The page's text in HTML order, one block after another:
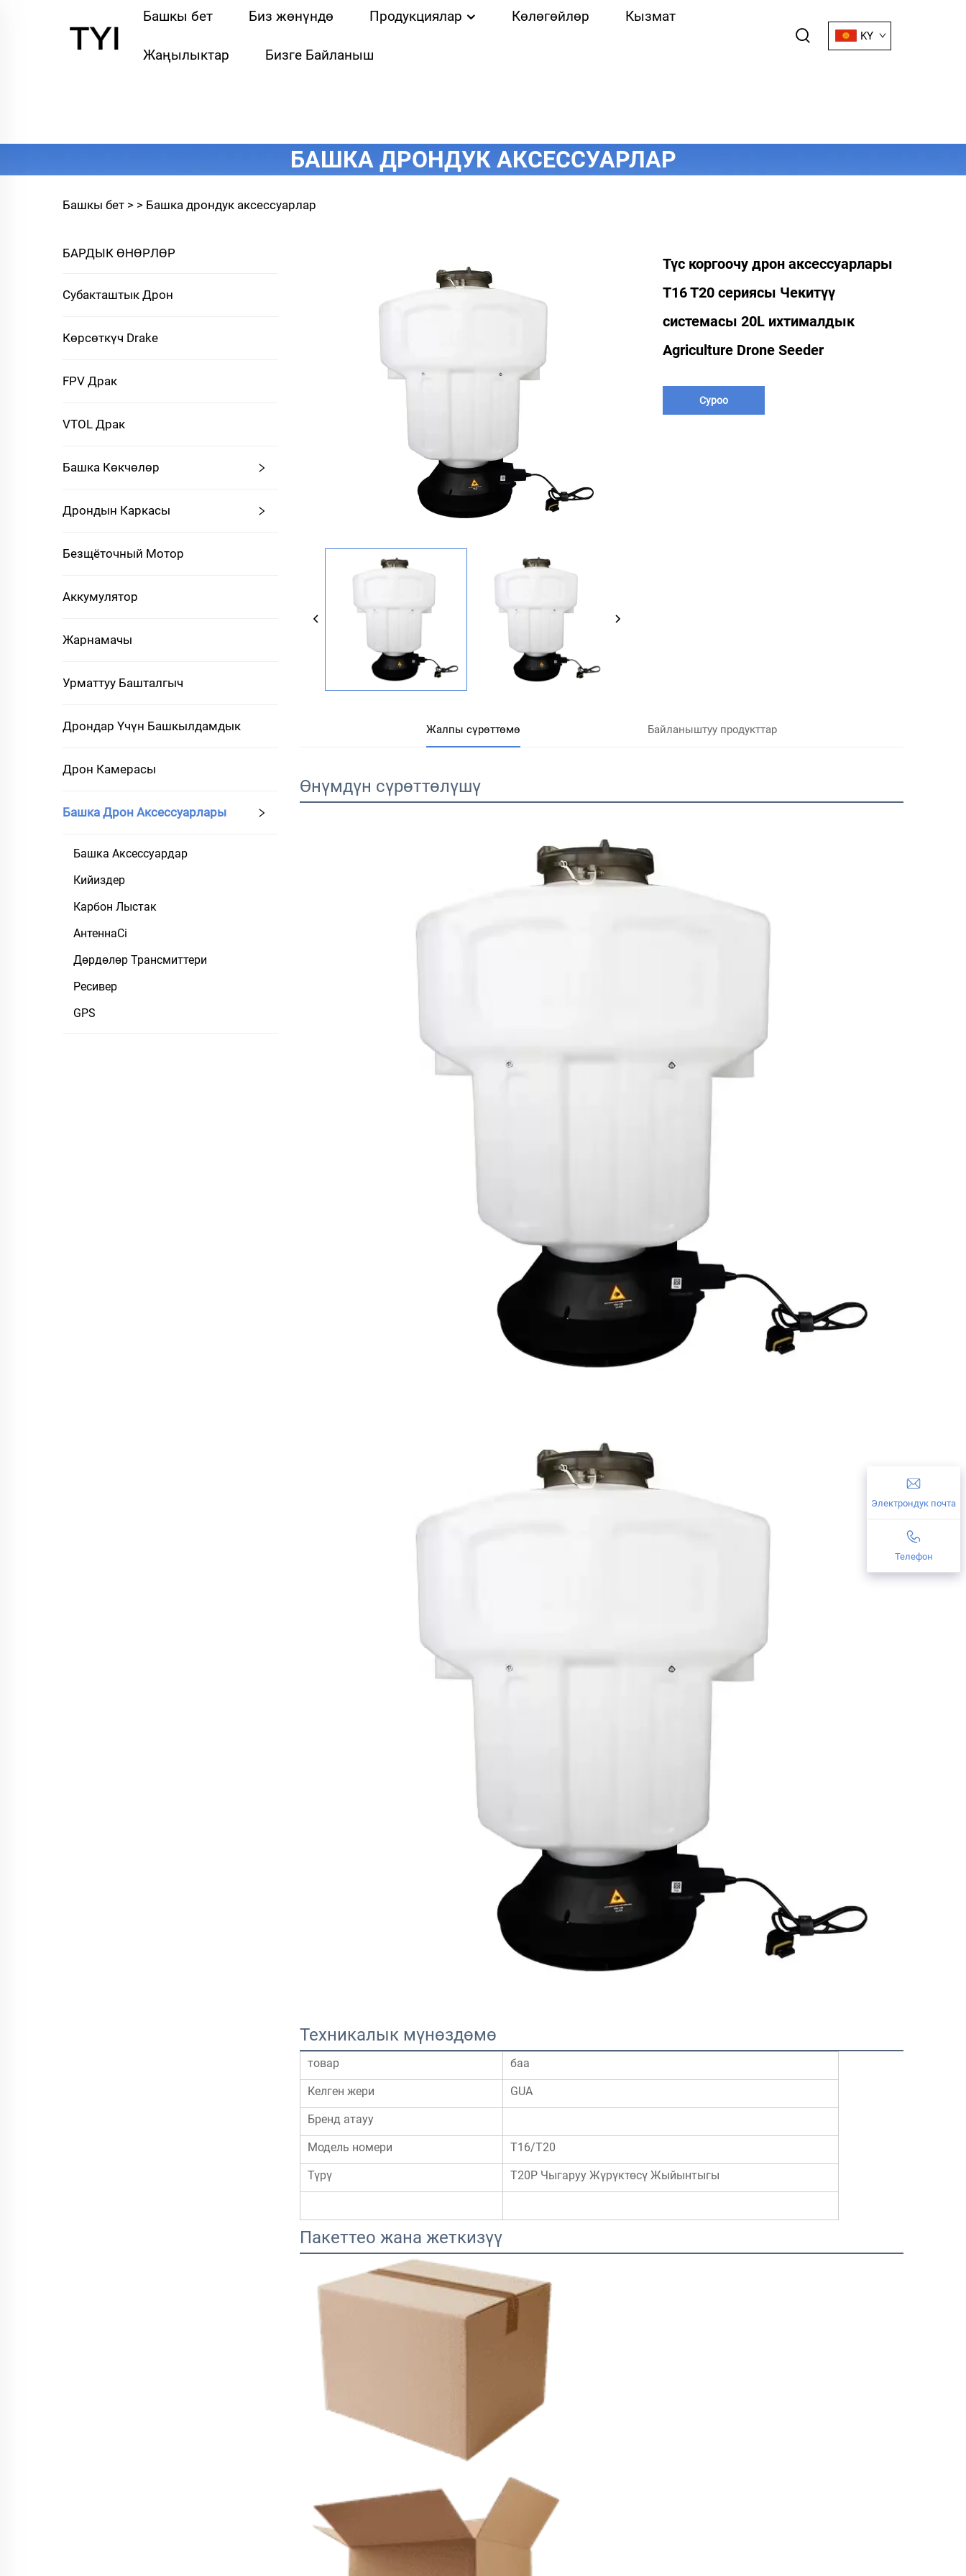
Башкы бет Биз жөнүндө Продукциялар Көлөгөйлөр Кызмат
Жаңылыктар Бизге Байланыш
KY
БАШКА ДРОНДУК АКСЕССУАРЛАР
Башкы бет > > Башка дрондук аксессуарлар
БАРДЫК ӨНӨРЛӨР
Субакташтык Дрон
Көрсөткүч Drake
FPV Драк
VTOL Драк
Башка Көкчөлөр
Дрондын Каркасы
Безщёточный Мотор
Аккумулятор
Жарнамачы
Урматтуу Башталгыч
Дрондар Үчүн Башкылдамдык
Дрон Камерасы
Башка Дрон Аксессуарлары
Башка Аксессуардар
Кийиздер
Карбон Лыстак
АнтеннаСі
Дөрдөлөр Трансмиттери
Ресивер
GPS
Түс коргоочу дрон аксессуарлары
T16 T20 сериясы Чекитүү
системасы 20L ихтималдык
Agriculture Drone Seeder
Суроо
Жалпы сүрөттөмө Байланыштуу продукттар
Өнүмдүн сүрөттөлүшү
Техникалык мүнөздөмө
товар баа
Келген жери GUA
Бренд атауу
Модель номери T16/T20
Түрү T20P Чыгаруу Жүрүктөсү Жыйынтыгы
Пакеттео жана жеткизүү
Электрондук почта
Телефон